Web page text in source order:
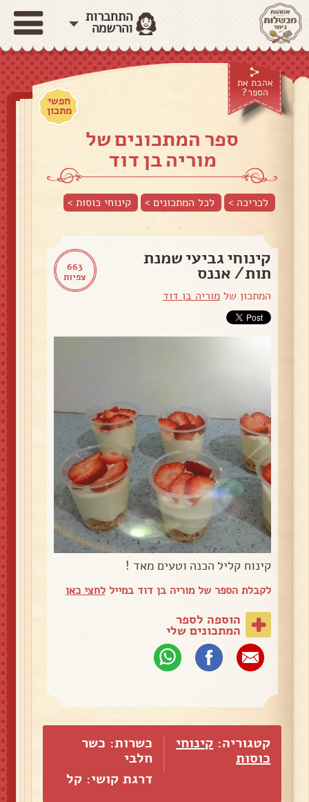
התחברות
והרשמה
אהבת את
הספר?
חפשי
מתכון
ספר המתכונים של
מוריה בן דוד
לכריכה > לכל המתכונים > קינוחי כוסות>
663
צפיות
קינוחי גביעי שמנת
תות/ אננס
המתכון שלמוריה בן דוד
קינוח קליל הכנה וטעים מאד !
לקבלת הספר של מוריה בן דוד במייללחצי כאן
הוספה לספר
המתכונים שלי
קטגוריה: קינוחי
כוסות
כשרות: כשר
חלבי
דרגת קושי: קל